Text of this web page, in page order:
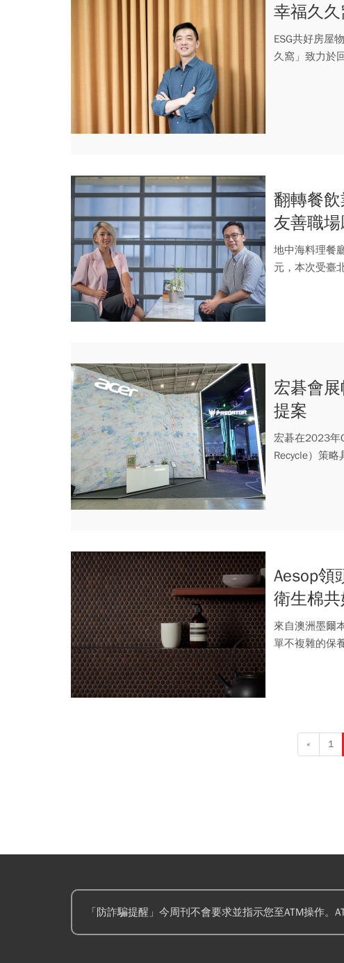
幸福久
ESG共好房屋
久窩」致力於
翻轉餐
友善職場
地中海料理餐
元，本次受臺
宏碁會
提案
宏碁在2023年
Recycle）策
Aesop領
衛生棉
來自澳洲墨爾
單不複雜的保
« 1
「防詐騙提醒」今周刊不會要求並指示您至ATM操作